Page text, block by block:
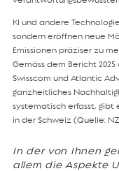
KI und andere
sondern eröffnen neue
Emissionen präziser zu
Gemäss dem Bericht
Swisscom und Atlantic
ganzheitliches
systematisch erfasst,
in der Schweiz (Quelle:
In der von Ihnen
allem die Aspekte